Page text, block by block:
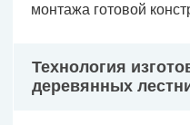
монтажа готовой
Технология
деревянных